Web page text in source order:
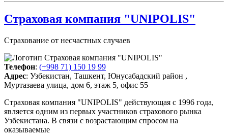
Страховая компания "UNIPOLIS"
Страхование от несчастных случаев
Телефон: (+998 71) 150 19 99
Адрес: Узбекистан, Ташкент, Юнусабадский район ,
Муртазаева улица, дом 6, этаж 5, офис 55
Страховая компания "UNIPOLIS" действующая с 1996 года,
является одним из первых участников страхового рынка
Узбекистана. В связи с возрастающим спросом на
оказываемые